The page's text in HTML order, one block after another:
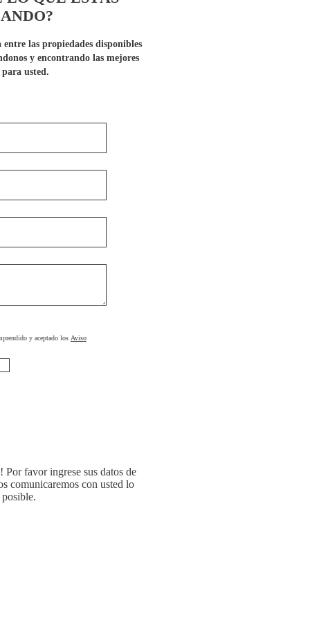
las propiedades disponibles
y encontrando las mejores
para usted.
y aceptado los Aviso
Por favor ingrese sus datos de
comunicaremos con usted lo
posible.